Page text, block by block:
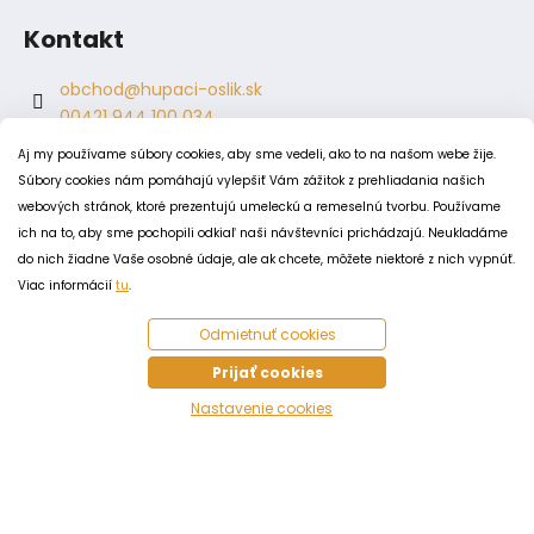
Aj my používame súbory cookies, aby sme vedeli, ako to na našom webe žije.
Súbory cookies nám pomáhajú vylepšiť Vám zážitok z prehliadania našich
webových stránok, ktoré prezentujú umeleckú a remeselnú tvorbu. Používame
ich na to, aby sme pochopili odkiaľ naši návštevníci prichádzajú. Neukladáme
do nich žiadne Vaše osobné údaje, ale ak chcete, môžete niektoré z nich vypnúť.
Viac informácií tu.
Odmietnuť cookies
Prijať cookies
Nastavenie cookies
Kontakt
obchod@hupaci-oslik.sk
00421 944 100 034
00421 944 904 704
hupaci.oslik
dagmar.juricova
PODMIENKY
Odstúpenie od zmluvy
Zásady spracovania a ochrany osobných údajov
Zásady používania súborov cookie